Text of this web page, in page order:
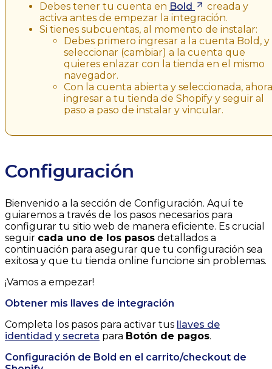
Debes tener tu cuenta en Bold
creada y
activa antes de empezar la integración.
Si tienes subcuentas, al momento de instalar:
Debes primero ingresar a la cuenta Bold, y
seleccionar (cambiar) a la cuenta que
quieres enlazar con la tienda en el mismo
navegador.
Con la cuenta abierta y seleccionada, ahora
ingresar a tu tienda de Shopify y seguir al
paso a paso de instalar y vincular.
Configuración
Bienvenido a la sección de Configuración. Aquí te
guiaremos a través de los pasos necesarios para
configurar tu sitio web de manera eficiente. Es crucial
seguir cada uno de los pasos detallados a
continuación para asegurar que tu configuración sea
exitosa y que tu tienda online funcione sin problemas.
¡Vamos a empezar!
Obtener mis llaves de integración
Completa los pasos para activar tus
llaves de
identidad y secreta para Botón de pagos.
Configuración de Bold en el carrito/checkout de